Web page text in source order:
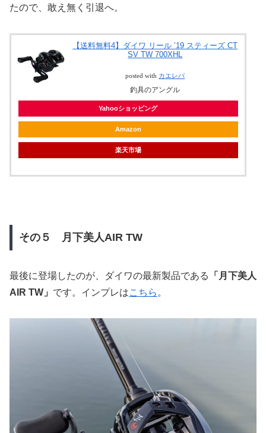
たので、敢え無く引退へ。
【送料無料4】ダイワ リール ’19 スティーズ CT
SV TW 700XHL
posted with カエレバ
釣具のアングル
Yahooショッピング
Amazon
楽天市場
その５ 月下美人AIR TW
最後に登場したのが、ダイワの最新製品である
「月下美人
AIR TW」 です。インプレはこちら 。